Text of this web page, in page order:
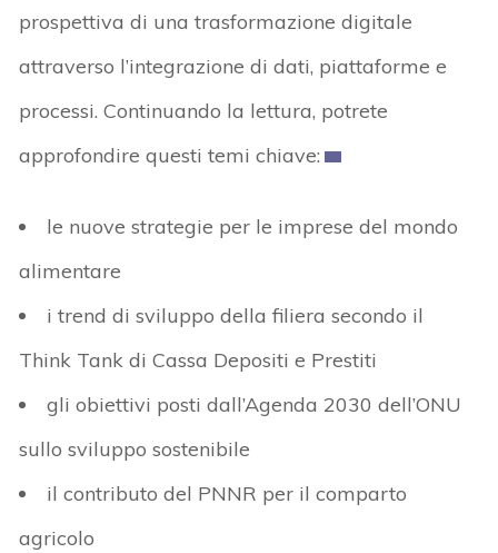
prospettiva di una trasformazione digitale
attraverso l’integrazione di dati, piattaforme e
processi. Continuando la lettura, potrete
approfondire questi temi chiave:
le nuove strategie per le imprese del mondo
alimentare
i trend di sviluppo della filiera secondo il
Think Tank di Cassa Depositi e Prestiti
gli obiettivi posti dall’Agenda 2030 dell’ONU
sullo sviluppo sostenibile
il contributo del PNNR per il comparto
agricolo